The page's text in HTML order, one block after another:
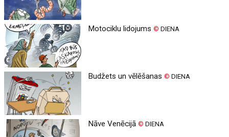
Motociklu lidojums© DIENA
Budžets un vēlēšanas© DIENA
Nāve Venēcijā© DIENA